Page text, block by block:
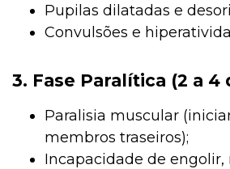
Pupilas dilatadas e
Convulsões e
3️. Fase Paralítica (2 a 4
Paralisia muscular
membros traseiros);
Incapacidade de